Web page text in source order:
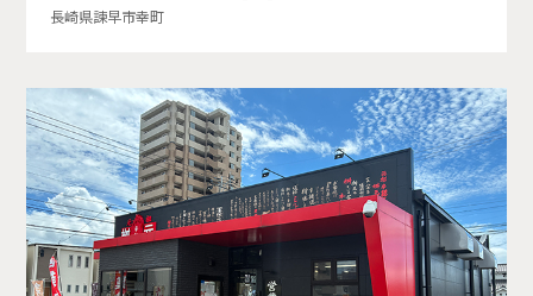
長崎県諫早市幸町